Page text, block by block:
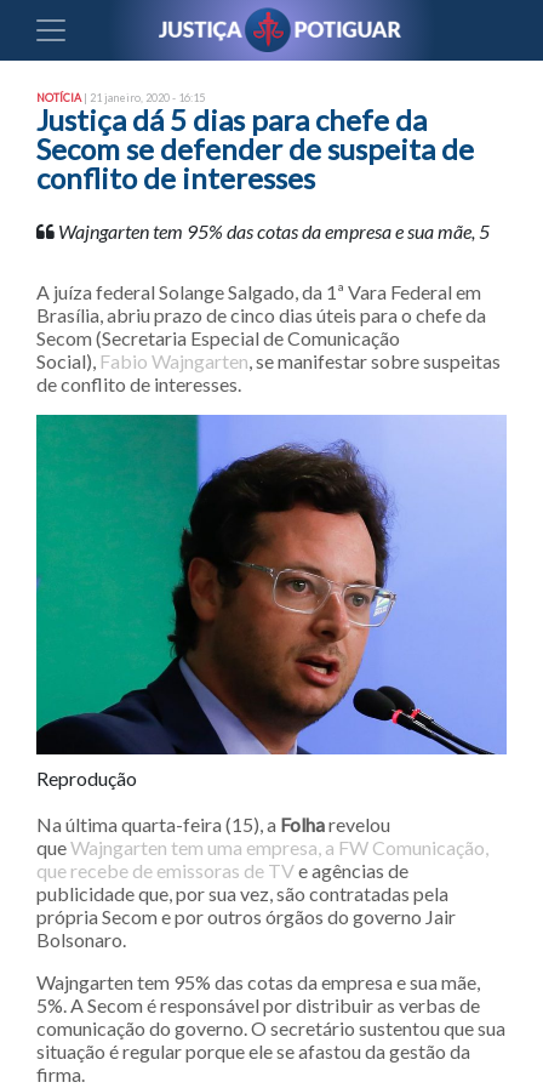
NOTÍCIA | 21 janeiro, 2020 - 16:15
Justiça dá 5 dias para chefe da
Secom se defender de suspeita de
conflito de interesses
Wajngarten tem 95% das cotas da empresa e sua mãe, 5
A juíza federal Solange Salgado, da 1ª Vara Federal em
Brasília, abriu prazo de cinco dias úteis para o chefe da
Secom (Secretaria Especial de Comunicação
Social), Fabio Wajngarten, se manifestar sobre suspeitas
de conflito de interesses.
Reprodução
Na última quarta-feira (15), a Folharevelou
queWajngarten tem uma empresa, a FW Comunicação,
que recebe de emissoras de TVe agências de
publicidade que, por sua vez, são contratadas pela
própria Secom e por outros órgãos do governo Jair
Bolsonaro.
Wajngarten tem 95% das cotas da empresa e sua mãe,
5%. A Secom é responsável por distribuir as verbas de
comunicação do governo. O secretário sustentou que sua
situação é regular porque ele se afastou da gestão da
firma.